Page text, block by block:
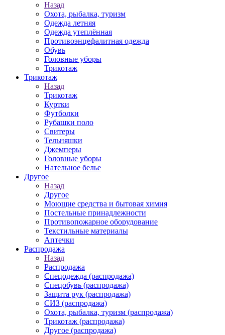
Назад
Охота, рыбалка, туризм
Одежда летняя
Одежда утеплённая
Противоэнцефалитная одежда
Обувь
Головные уборы
Трикотаж
Трикотаж
Назад
Трикотаж
Куртки
Футболки
Рубашки поло
Свитеры
Тельняшки
Джемперы
Головные уборы
Нательное белье
Другое
Назад
Другое
Моющие средства и бытовая химия
Постельные принадлежности
Противопожарное оборудование
Текстильные материалы
Аптечки
Распродажа
Назад
Распродажа
Спецодежда (распродажа)
Спецобувь (распродажа)
Защита рук (распродажа)
СИЗ (распродажа)
Охота, рыбалка, туризм (распродажа)
Трикотаж (распродажа)
Другое (распродажа)